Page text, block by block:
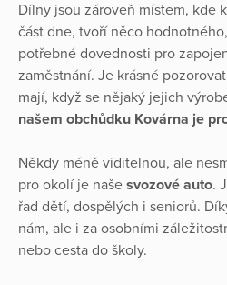
Dílny jsou zároveň místem, kde
část dne, tvoří něco
potřebné dovednosti pro
zaměstnání. Je krásné
mají, když se nějaký jejich
našem obchůdku Kovárna je
Někdy méně viditelnou, ale
pro okolí je naše svozové auto.
řad dětí, dospělých i seniorů.
nám, ale i za osobními
nebo cesta do školy.